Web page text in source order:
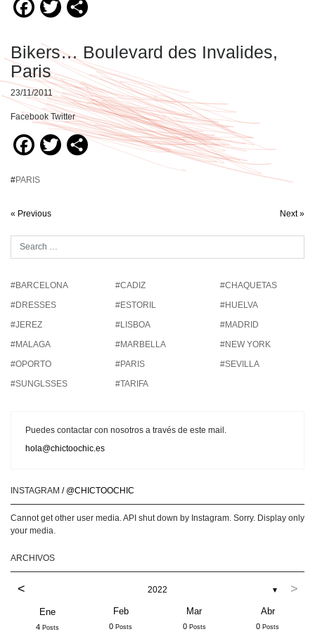
Facebook
Twitter
Bikers… Boulevard des Invalides,
Paris
23/11/2011
Facebook Twitter
Facebook
TwitterCompartir
#PARIS
« Previous Next »
#BARCELONA #CADIZ
#CHAQUETAS
#DRESSES
#ESTORIL
#HUELVA
#JEREZ
#LISBOA
#MADRID
#MALAGA
#MARBELLA
#NEW YORK
#OPORTO
#PARIS
#SEVILLA
#SUNGLSSES
#TARIFA
Puedes contactar con nosotros a través de este mail.
hola@chictoochic.es
INSTAGRAM / @CHICTOOCHIC
Cannot get other user media. API shut down by Instagram. Sorry. Display only
your media.
ARCHIVOS
< 2022 ▼ >
Ene
4 Posts
Feb
0 Posts
Mar
0 Posts
Abr
0 Posts